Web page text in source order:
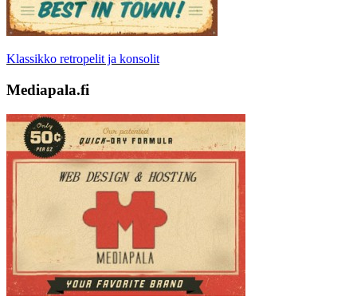
Klassikko retropelit ja konsolit
Mediapala.fi